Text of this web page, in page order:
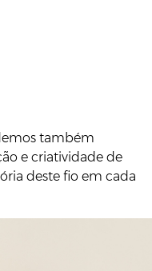
também
e criatividade de
deste fio em cada